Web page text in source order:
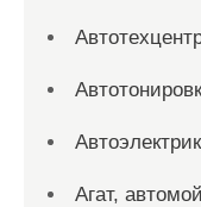
Агат,